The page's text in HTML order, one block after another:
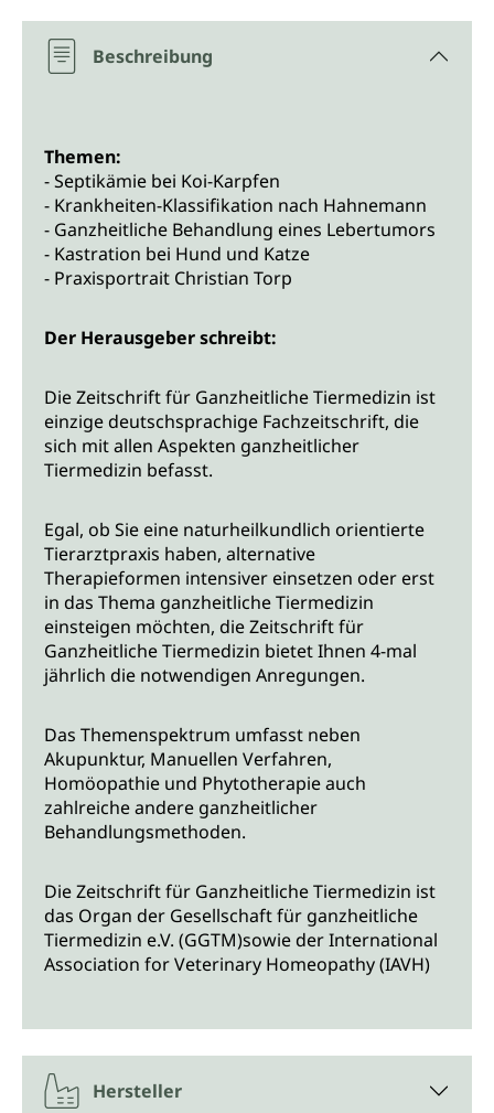
Beschreibung
Themen:
- Septikämie bei Koi-Karpfen
- Krankheiten-Klassifikation nach Hahnemann
- Ganzheitliche Behandlung eines Lebertumors
- Kastration bei Hund und Katze
- Praxisportrait Christian Torp
Der Herausgeber schreibt:
Die Zeitschrift für Ganzheitliche Tiermedizin ist
einzige deutschsprachige Fachzeitschrift, die
sich mit allen Aspekten ganzheitlicher
Tiermedizin befasst.
Egal, ob Sie eine naturheilkundlich orientierte
Tierarztpraxis haben, alternative
Therapieformen intensiver einsetzen oder erst
in das Thema ganzheitliche Tiermedizin
einsteigen möchten, die Zeitschrift für
Ganzheitliche Tiermedizin bietet Ihnen 4-mal
jährlich die notwendigen Anregungen.
Das Themenspektrum umfasst neben
Akupunktur, Manuellen Verfahren,
Homöopathie und Phytotherapie auch
zahlreiche andere ganzheitlicher
Behandlungsmethoden.
Die Zeitschrift für Ganzheitliche Tiermedizin ist
das Organ der Gesellschaft für ganzheitliche
Tiermedizin e.V. (GGTM)sowie der International
Association for Veterinary Homeopathy (IAVH)
Hersteller